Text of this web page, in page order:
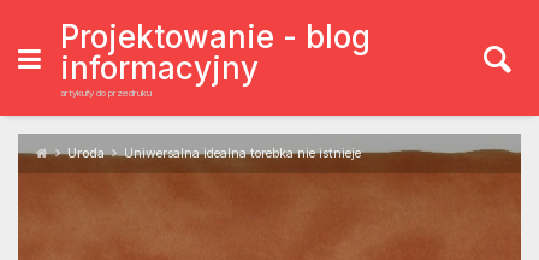
content
Projektowanie - blog
informacyjny
artykuły do przedruku
Uroda Uniwersalna idealna torebka nie istnieje